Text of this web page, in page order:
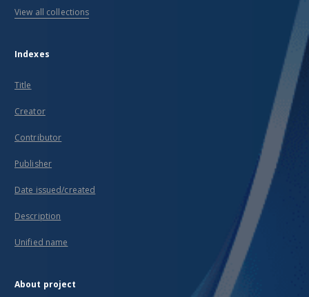
View all collections
Indexes
Title
Creator
Contributor
Publisher
Date issued/created
Description
Unified name
About project